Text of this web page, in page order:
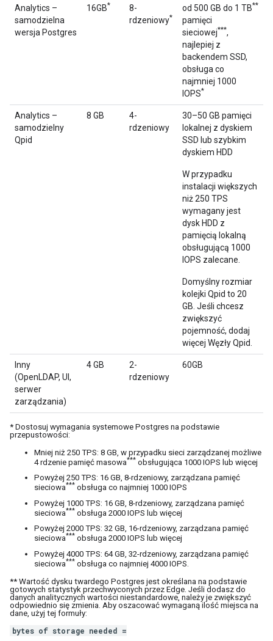
Analytics –
samodzielna
wersja Postgres
16GB*
8-
rdzeniowy*
od 500 GB do 1 TB**
pamięci
sieciowej***,
najlepiej z
backendem SSD,
obsługa co
najmniej 1000
IOPS*
Analytics –
samodzielny
Qpid
8 GB
4-
rdzeniowy
30–50 GB pamięci
lokalnej z dyskiem
SSD lub szybkim
dyskiem HDD
W przypadku
instalacji większych
niż 250 TPS
wymagany jest
dysk HDD z
pamięcią lokalną
obsługującą 1000
IOPS zalecane.
Domyślny rozmiar
kolejki Qpid to 20
GB. Jeśli chcesz
zwiększyć
pojemność, dodaj
więcej Węzły Qpid.
Inny
(OpenLDAP, UI,
serwer
zarządzania)
4 GB
2-
rdzeniowy
60GB
* Dostosuj wymagania systemowe Postgres na podstawie
przepustowości:
Mniej niż 250 TPS: 8 GB, w przypadku sieci zarządzanej możliwe
4 rdzenie pamięć masowa*** obsługująca 1000 IOPS lub więcej
Powyżej 250 TPS: 16 GB, 8-rdzeniowy, zarządzana pamięć
sieciowa*** obsługa co najmniej 1000 IOPS
Powyżej 1000 TPS: 16 GB, 8-rdzeniowy, zarządzana pamięć
sieciowa*** obsługa 2000 IOPS lub więcej
Powyżej 2000 TPS: 32 GB, 16-rdzeniowy, zarządzana pamięć
sieciowa*** obsługa 2000 IOPS lub więcej
Powyżej 4000 TPS: 64 GB, 32-rdzeniowy, zarządzana pamięć
sieciowa*** obsługa co najmniej 4000 IOPS.
** Wartość dysku twardego Postgres jest określana na podstawie
gotowych statystyk przechwyconych przez Edge. Jeśli dodasz do
danych analitycznych wartości niestandardowe, należy je zwiększyć
odpowiednio się zmienia. Aby oszacować wymaganą ilość miejsca na
dane, użyj tej formuły:
bytes of storage needed =